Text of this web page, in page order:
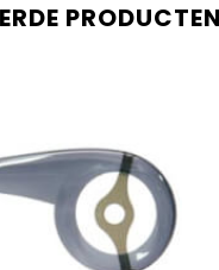
PRODUCTEN